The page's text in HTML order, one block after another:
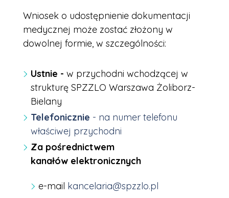
Wniosek o udostępnienie dokumentacji
medycznej może zostać złożony w
dowolnej formie, w szczególności:
Ustnie - w przychodni wchodzącej w
strukturę SPZZLO Warszawa Żoliborz-
Bielany
Telefonicznie - na numer telefonu
właściwej przychodni
Za pośrednictwem
kanałów elektronicznych
e-mail kancelaria@spzzlo.pl